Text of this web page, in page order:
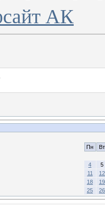
АК
Пн Вт
4
5
11
12
18
19
25
26